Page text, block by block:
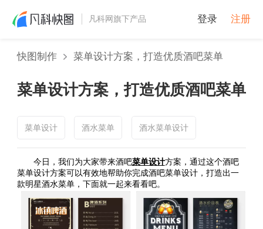
凡科网旗下产品 登录 注册
快图制作 菜单设计方案，打造优质酒吧菜单
菜单设计方案，打造优质酒吧菜单
菜单设计 酒水菜单 酒水菜单设计
今日，我们为大家带来酒吧菜单设计方案，通过这个酒吧
菜单设计方案可以有效地帮助你完成酒吧菜单设计，打造出一
款明星酒水菜单，下面就一起来看看吧。